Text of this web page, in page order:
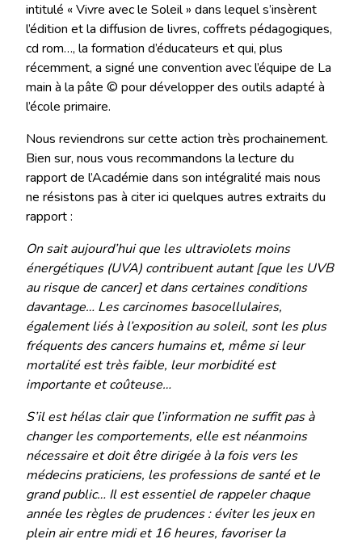
intitulé « Vivre avec le Soleil » dans lequel s’insèrent
l’édition et la diffusion de livres, coffrets pédagogiques,
cd rom…, la formation d’éducateurs et qui, plus
récemment, a signé une convention avec l’équipe de La
main à la pâte © pour développer des outils adapté à
l’école primaire.
Nous reviendrons sur cette action très prochainement.
Bien sur, nous vous recommandons la lecture du
rapport de l’Académie dans son intégralité mais nous
ne résistons pas à citer ici quelques autres extraits du
rapport :
On sait aujourd’hui que les ultraviolets moins
énergétiques (UVA) contribuent autant [que les UVB
au risque de cancer] et dans certaines conditions
davantage… Les carcinomes basocellulaires,
également liés à l’exposition au soleil, sont les plus
fréquents des cancers humains et, même si leur
mortalité est très faible, leur morbidité est
importante et coûteuse…
S’il est hélas clair que l’information ne suffit pas à
changer les comportements, elle est néanmoins
nécessaire et doit être dirigée à la fois vers les
médecins praticiens, les professions de santé et le
grand public… Il est essentiel de rappeler chaque
année les règles de prudences : éviter les jeux en
plein air entre midi et 16 heures, favoriser la